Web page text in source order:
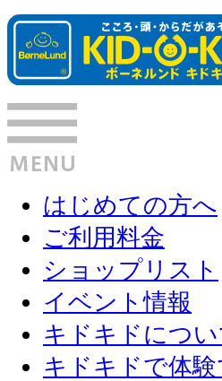
はじめての方へ
ご利用料金
ショップリスト
イベント情報
キドキドについ
キドキドで体